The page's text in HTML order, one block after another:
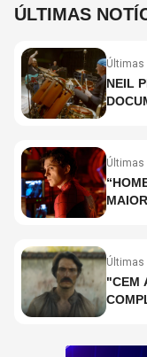
ÚLTIMAS
Últimas
NEIL
Últimas
Últimas
"CEM